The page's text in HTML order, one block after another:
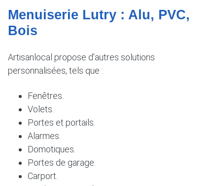
Menuiserie Lutry : Alu, PVC,
Bois
Artisanlocal propose d’autres solutions
personnalisées, tels que :
Fenêtres.
Volets.
Portes et portails.
Alarmes.
Domotiques.
Portes de garage.
Carport.